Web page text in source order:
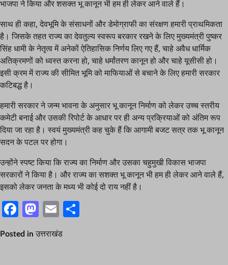
भाजपा ने किया और शसक्त भू कानून भी हम ही लेकर आने वाले हैं।
साथ ही कहा, देवभूमि के संसाधनों और डेमोग्राफी का संरक्षण हमारी प्राथमिकता
है। जिसके तहत राज्य का देवतुल्य स्वरूप बरकार रखने के लिए मुख्यमंत्री पुष्कर
सिंह धामी के नेतृत्व में अनेकों ऐतिहासिक निर्णय लिए गए हैं, चाहे अवैध धार्मिक
अतिक्रमणों को ध्वस्त करना हो, चाहे धर्मांतरण कानून हो और चाहे यूसीसी हो।
इसी क्रम में राज्य की सीमित भूमि को माफियाओं से बचाने के लिए हमारी सरकार
कटिबद्ध है।
हमारी सरकार ने जन्म भावना के अनुसार भू कानून निर्माण को लेकर उच्च स्तरीय
कमेटी बनाई और उसकी रिपोर्ट के आधार पर ही अन्य प्रक्रियाओं को अंतिम रूप
दिया जा रहा है। स्वयं मुख्यमंत्री कह चुके हैं कि आगामी बजट सत्र तक भू कानून
सदन के पटल पर होगा।
उन्होंने स्पष्ट किया कि राज्य का निर्माण और उसका चहुमुखी विकास भाजपा
सरकारों ने किया है। और राज्य का सशक्त भू कानून भी हम ही लेकर आने वाले हैं,
इसको लेकर जनता के मध्य भी कोई दो राय नहीं है।
Facebook
Mastodon
Email
Posted in उत्तराखंड